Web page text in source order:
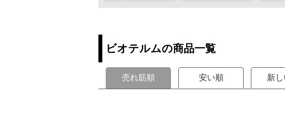
ビオテルムの商品一覧
売れ筋順 安い順 新